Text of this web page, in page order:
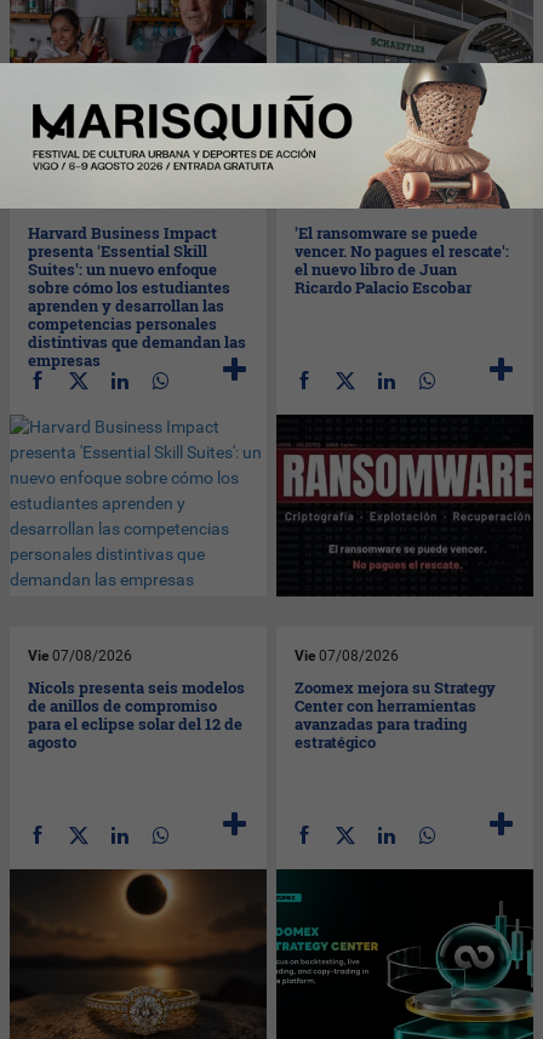
Harvard Business Impact
presenta 'Essential Skill
Suites': un nuevo enfoque
sobre cómo los estudiantes
aprenden y desarrollan las
competencias personales
distintivas que demandan las
empresas
07/08/2026
'El ransomware se puede
vencer. No pagues el rescate':
el nuevo libro de Juan
Ricardo Palacio Escobar
Vie 07/08/2026
Nicols presenta seis modelos
de anillos de compromiso
para el eclipse solar del 12 de
agosto
Vie 07/08/2026
Zoomex mejora su Strategy
Center con herramientas
avanzadas para trading
estratégico